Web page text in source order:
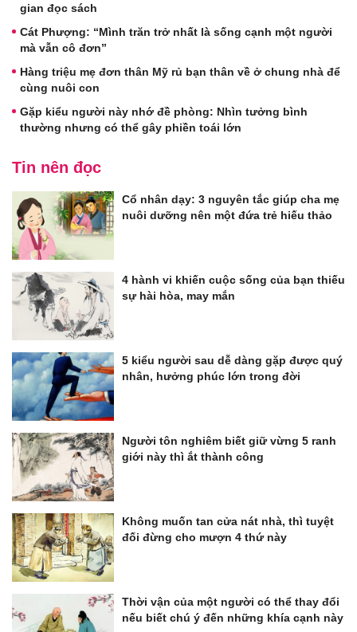
gian đọc sách
Cát Phượng: “Mình trăn trở nhất là sống cạnh một người
mà vẫn cô đơn”
Hàng triệu mẹ đơn thân Mỹ rủ bạn thân về ở chung nhà để
cùng nuôi con
Gặp kiểu người này nhớ đề phòng: Nhìn tưởng bình
thường nhưng có thể gây phiền toái lớn
Tin nên đọc
Cổ nhân dạy: 3 nguyên tắc giúp cha mẹ
nuôi dưỡng nên một đứa trẻ hiếu thảo
4 hành vi khiến cuộc sống của bạn thiếu
sự hài hòa, may mắn
5 kiểu người sau dễ dàng gặp được quý
nhân, hưởng phúc lớn trong đời
Người tôn nghiêm biết giữ vừng 5 ranh
giới này thì ắt thành công
Không muốn tan cửa nát nhà, thì tuyệt
đối đừng cho mượn 4 thứ này
Thời vận của một người có thể thay đổi
nếu biết chú ý đến những khía cạnh này